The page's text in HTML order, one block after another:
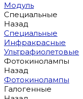
Модуль
Специальные
Назад
Специальные
Инфракрасные
Ультрафиолетовые
Фотокинолампы
Назад
Фотокинолампы
Галогенные